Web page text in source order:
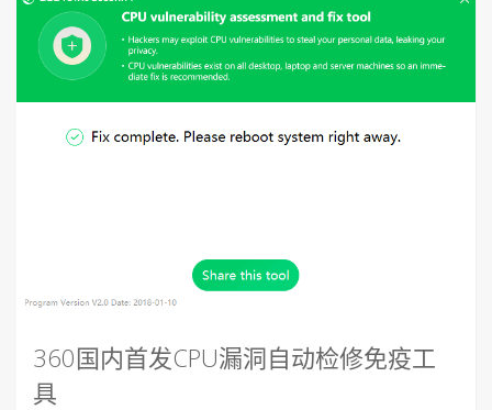
360国内首发CPU漏洞自动检修免疫工
具